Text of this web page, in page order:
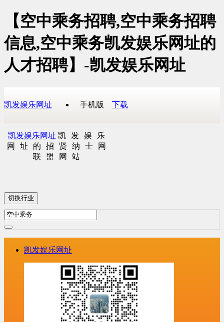
【空中乘务招聘,空中乘务招聘
信息,空中乘务凯发娱乐网址的
人才招聘】-凯发娱乐网址
凯发娱乐网址 手机版 下载
凯发娱乐网址 凯发娱乐
网址的招贤纳士网
联盟网站
切换行业
凯发娱乐网址